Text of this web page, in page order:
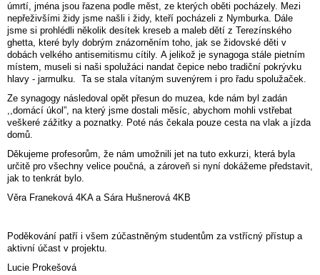
úmrtí, jména jsou řazena podle měst, ze kterých oběti pocházely. Mezi
nepřeživšími židy jsme našli i židy, kteří pocházeli z Nymburka. Dále
jsme si prohlédli několik desítek kreseb a maleb dětí z Terezínského
ghetta, které byly dobrým znázorněním toho, jak se židovské děti v
dobách velkého antisemitismu cítily. A jelikož je synagoga stále pietním
místem, museli si naši spolužáci nandat čepice nebo tradiční pokrývku
hlavy - jarmulku. Ta se stala vítaným suvenýrem i pro řadu spolužaček.
Ze synagogy následoval opět přesun do muzea, kde nám byl zadán
,,domácí úkol”, na který jsme dostali měsíc, abychom mohli vstřebat
veškeré zážitky a poznatky. Poté nás čekala pouze cesta na vlak a jízda
domů.
Děkujeme profesorům, že nám umožnili jet na tuto exkurzi, která byla
určitě pro všechny velice poučná, a zároveň si nyní dokážeme představit,
jak to tenkrát bylo.
Věra Franeková 4KA a Sára Hušnerová 4KB
Poděkování patří i všem zúčastněným studentům za vstřícný přístup a
aktivní účast v projektu.
Lucie Prokešová